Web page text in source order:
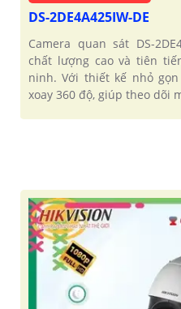
DS-2DE4A425IW-DE
Camera quan sát DS-
chất lượng cao và tiên
ninh. Với thiết kế nhỏ
xoay 360 độ, giúp theo dõi